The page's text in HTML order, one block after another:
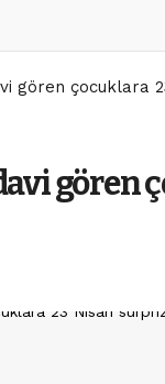
gören çocuklara
gören